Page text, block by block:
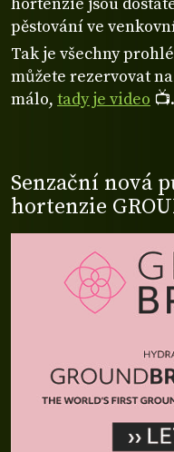
hortenzie jsou
pěstování ve
Tak je všechny
můžete rezervovat
málo, tady je video 📺.
Senzační nová
hortenzie